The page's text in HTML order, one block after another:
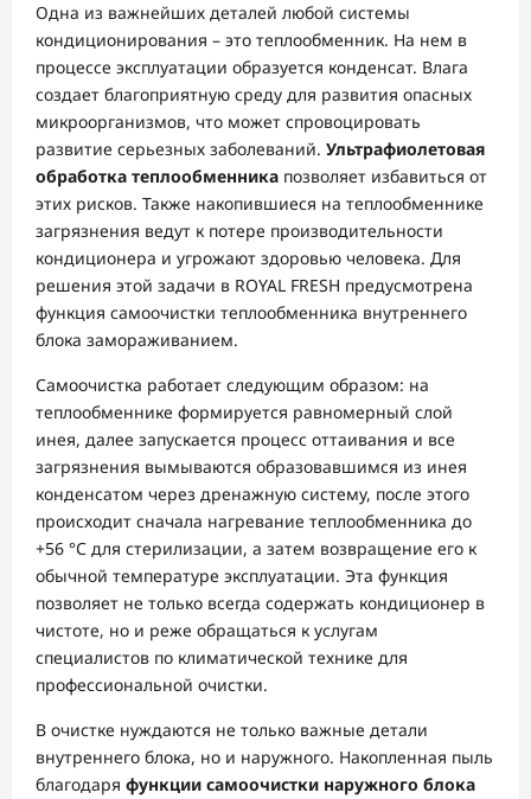
Одна из важнейших деталей любой системы
кондиционирования – это теплообменник. На нем в
процессе эксплуатации образуется конденсат. Влага
создает благоприятную среду для развития опасных
микроорганизмов, что может спровоцировать
развитие серьезных заболеваний. Ультрафиолетовая
обработка теплообменника позволяет избавиться от
этих рисков. Также накопившиеся на теплообменнике
загрязнения ведут к потере производительности
кондиционера и угрожают здоровью человека. Для
решения этой задачи в ROYAL FRESH предусмотрена
функция самоочистки теплообменника внутреннего
блока замораживанием.
Самоочистка работает следующим образом: на
теплообменнике формируется равномерный слой
инея, далее запускается процесс оттаивания и все
загрязнения вымываются образовавшимся из инея
конденсатом через дренажную систему, после этого
происходит сначала нагревание теплообменника до
+56 °С для стерилизации, а затем возвращение его к
обычной температуре эксплуатации. Эта функция
позволяет не только всегда содержать кондиционер в
чистоте, но и реже обращаться к услугам
специалистов по климатической технике для
профессиональной очистки.
В очистке нуждаются не только важные детали
внутреннего блока, но и наружного. Накопленная пыль
благодаря функции самоочистки наружного блока